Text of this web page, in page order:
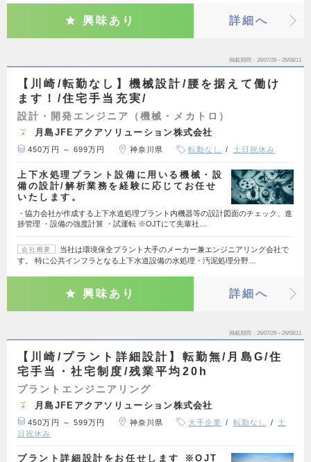
興味あり 詳細へ
掲載期間 26/07/29～26/08/11
【川崎/転勤なし】機械設計/腰を据えて働け
ます！/住宅手当充実/
設計・開発エンジニア（機械・メカトロ）
月島JFEアクアソリューション株式会社
450万円 ～ 699万円 神奈川県 転勤なし 土日祝休み
上下水処理プラント設備に用いる機械・設
備の設計/解析業務を経験に応じてお任せ
いたします。
・協力会社が作成する上下水道処理プラント内機器等の設計図面のチェック、進
捗管理 ・設備の強度計算 ・試運転 ※OJTにて先輩社…
会社概要
当社は環境保全プラント大手のメーカー兼エンジニアリング会社で
す。 特に公共インフラとなる上下水道設備の水処理・汚泥処理分野…
興味あり 詳細へ
掲載期間 26/07/29～26/08/11
【川崎/プラント詳細設計】転勤無/月島G/住
宅手当・社宅制度/残業平均20h
プラントエンジニアリング
月島JFEアクアソリューション株式会社
450万円 ～ 599万円 神奈川県 大手企業 転勤なし
土
日祝休み
プラント詳細設計をお任せします ※OJT